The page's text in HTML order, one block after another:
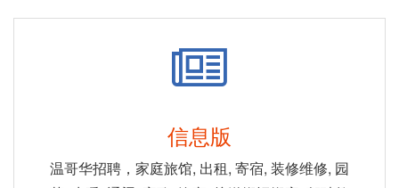
信息版
温哥华招聘，家庭旅馆, 出租, 寄宿, 装修维修, 园